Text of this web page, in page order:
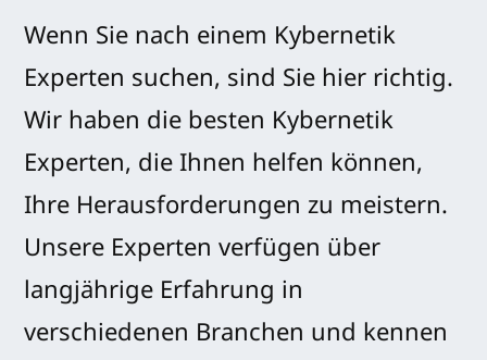
Wenn Sie nach einem Kybernetik
Experten suchen, sind Sie hier richtig.
Wir haben die besten Kybernetik
Experten, die Ihnen helfen können,
Ihre Herausforderungen zu meistern.
Unsere Experten verfügen über
langjährige Erfahrung in
verschiedenen Branchen und kennen